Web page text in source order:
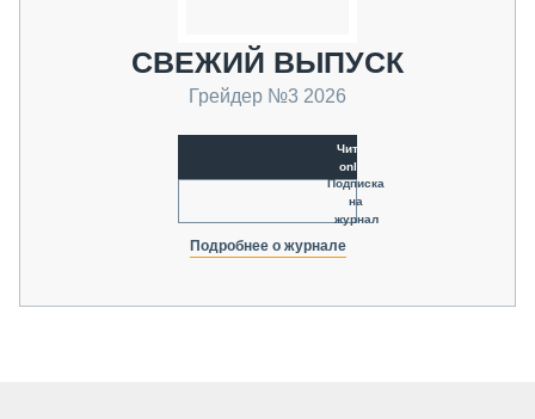
СВЕЖИЙ ВЫПУСК
Грейдер №3 2026
Читать
online
Подписка
на
журнал
Подробнее о журнале